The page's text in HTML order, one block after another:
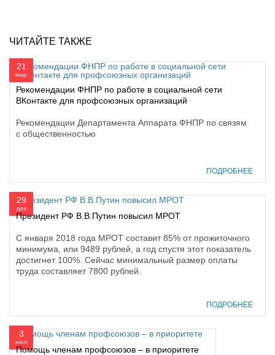
ЧИТАЙТЕ ТАКЖЕ
21
мар
Рекомендации ФНПР по работе в социальной сети
ВКонтакте для профсоюзных организаций
Рекомендации Департамента Аппарата ФНПР по связям
с общественностью
ПОДРОБНЕЕ
29
дек
Президент РФ В.В.Путин повысил МРОТ
С января 2018 года МРОТ составит 85% от прожиточного
минимума, или 9489 рублей, а год спустя этот показатель
достигнет 100%. Сейчас минимальный размер оплаты
труда составляет 7800 рублей.
ПОДРОБНЕЕ
3
июл
Помощь членам профсоюзов – в приоритете